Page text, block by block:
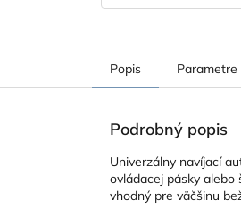
Popis Parametre
Podrobný popis
Univerzálny navíjací
ovládacej pásky alebo
vhodný pre väčšinu